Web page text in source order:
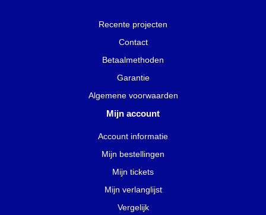
Recente projecten
Contact
Betaalmethoden
Garantie
Algemene voorwaarden
Mijn account
Account informatie
Mijn bestellingen
Mijn tickets
Mijn verlanglijst
Vergelijk